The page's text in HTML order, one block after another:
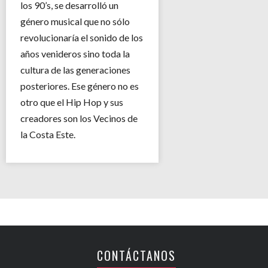
los 90’s, se desarrolló un
género musical que no sólo
revolucionaría el sonido de los
años venideros sino toda la
cultura de las generaciones
posteriores. Ese género no es
otro que el Hip Hop y sus
creadores son los Vecinos de
la Costa Este.
CONTÁCTANOS